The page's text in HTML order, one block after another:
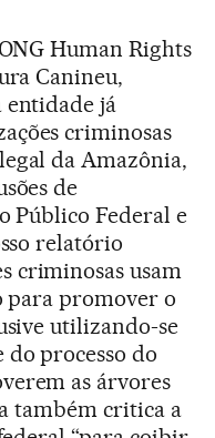
Human Rights
Canineu,
entidade já
criminosas
da Amazônia,
de
Público Federal e
relatório
criminosas usam
para promover o
utilizando-se
do processo do
as árvores
também critica a